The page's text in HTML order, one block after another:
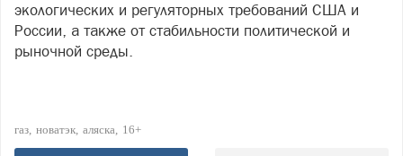
экологических и регуляторных требований США и
России, а также от стабильности политической и
рыночной среды.
газ новатэк аляска 16+